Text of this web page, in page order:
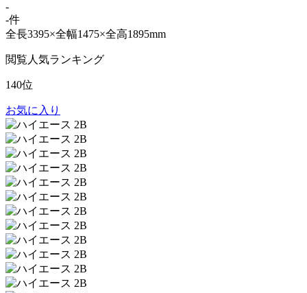
-
-件
全長3395×全幅1475×全高1895mm
閲覧人気ランキング
140位
お気に入り